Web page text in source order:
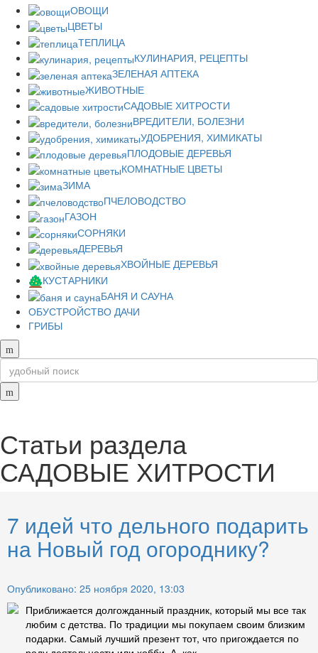
ОВОЩИ
ЦВЕТЫ
ТЕПЛИЦА
КУЛИНАРИЯ, РЕЦЕПТЫ
ЗЕЛЕНАЯ АПТЕКА
ЖИВОТНЫЕ
САДОВЫЕ ХИТРОСТИ
ВРЕДИТЕЛИ, БОЛЕЗНИ
УДОБРЕНИЯ, ХИМИКАТЫ
ПЛОДОВЫЕ ДЕРЕВЬЯ
КОМНАТНЫЕ ЦВЕТЫ
ЗИМА
ПЧЕЛОВОДСТВО
ГАЗОН
СОРНЯКИ
ДЕРЕВЬЯ
ХВОЙНЫЕ ДЕРЕВЬЯ
КУСТАРНИКИ
БАНЯ И САУНА
ОБУСТРОЙСТВО ДАЧИ
ГРИБЫ
Статьи раздела
САДОВЫЕ ХИТРОСТИ
7 идей что дельного подарить
на Новый год огороднику?
Опубликовано: 25 ноября 2020, 13:03
Приближается долгожданный праздник, который мы все так
любим с детства. По традиции мы покупаем своим близким
подарки. Самый лучший презент тот, что пригождается по